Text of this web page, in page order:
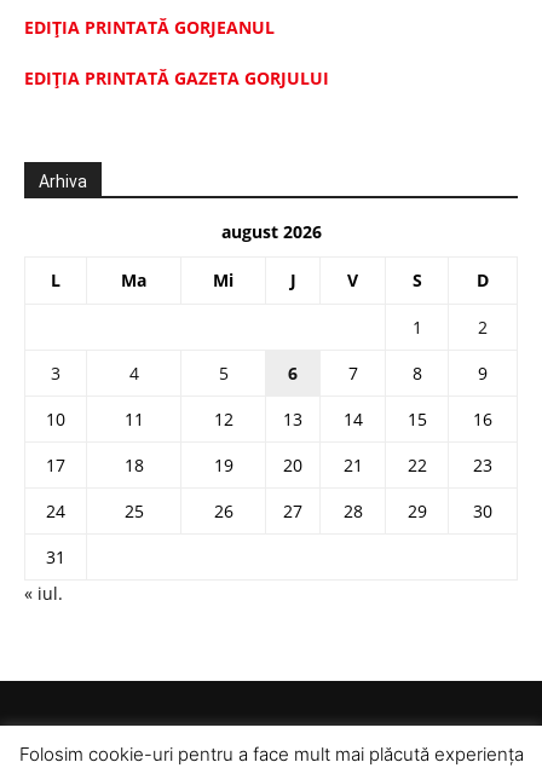
EDIȚIA PRINTATĂ GORJEANUL
EDIŢIA PRINTATĂ GAZETA GORJULUI
Arhiva
august 2026
L Ma Mi J V S D
1
2
3
4 5 6 7 8
9
10
11 12 13 14 15
16
17
18 19 20 21 22
23
24
25 26 27 28 29
30
31
« iul.
Folosim cookie-uri pentru a face mult mai plăcută experiența